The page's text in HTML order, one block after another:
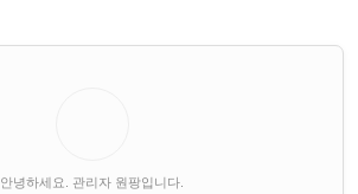
안녕하세요. 관리자 원팡입니다.